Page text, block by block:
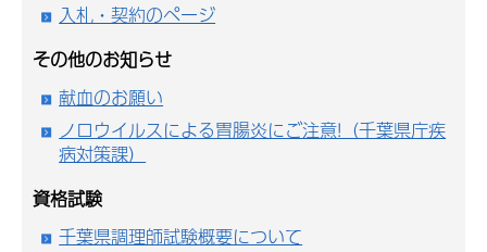
入札・契約のページ
その他のお知らせ
献血のお願い
ノロウイルスによる胃腸炎にご注意!（千葉県庁疾
病対策課）
資格試験
千葉県調理師試験概要について